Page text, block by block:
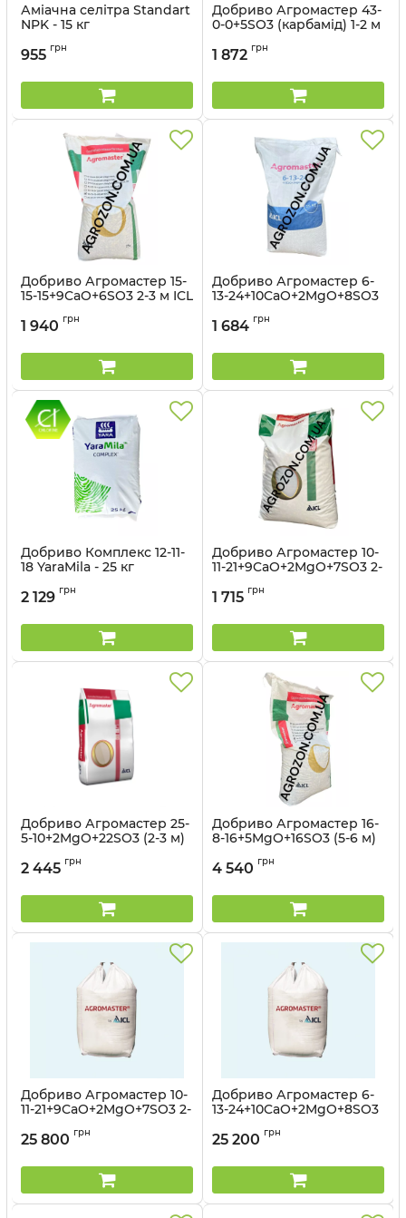
Аміачна селітра Standart
NPK - 15 кг
955 грн
Добриво Агромастер 43-
0-0+5SO3 (карбамід) 1-2 м
1 872 грн
Добриво Агромастер 15-
15-15+9CaO+6SO3 2-3 м ICL
1 940 грн
Добриво Агромастер 6-
13-24+10CaO+2MgO+8SO3
1 684 грн
Добриво Комплекс 12-11-
18 YaraMila - 25 кг
2 129 грн
Добриво Агромастер 10-
11-21+9CaO+2MgO+7SO3 2-
1 715 грн
Добриво Агромастер 25-
5-10+2MgO+22SO3 (2-3 м)
2 445 грн
Добриво Агромастер 16-
8-16+5MgO+16SO3 (5-6 м)
4 540 грн
Добриво Агромастер 10-
11-21+9CaO+2MgO+7SO3 2-
25 800 грн
Добриво Агромастер 6-
13-24+10CaO+2MgO+8SO3
25 200 грн